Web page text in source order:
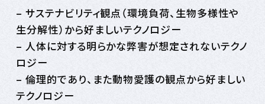
– サステナビリティ観点（環境負荷、生物多様性や
生分解性）から好ましいテクノロジー
– 人体に対する明らかな弊害が想定されないテクノ
ロジー
– 倫理的であり、また動物愛護の観点から好ましい
テクノロジー